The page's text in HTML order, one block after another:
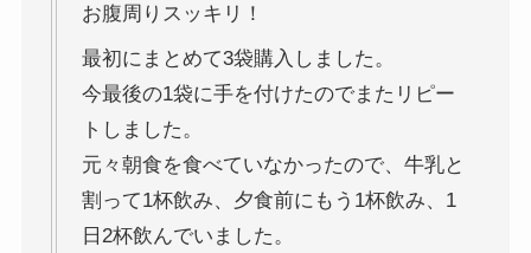
お腹周りスッキリ！
最初にまとめて3袋購入しました。
今最後の1袋に手を付けたのでまたリピー
トしました。
元々朝食を食べていなかったので、牛乳と
割って1杯飲み、夕食前にもう1杯飲み、1
日2杯飲んでいました。